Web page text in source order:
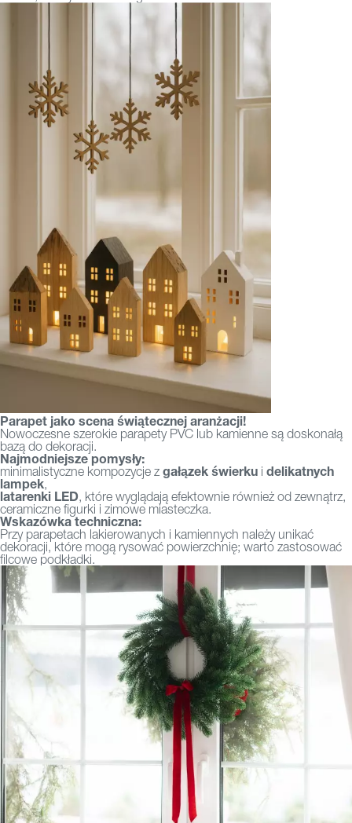
Parapet jako scena świątecznej aranżacji!
Nowoczesne szerokie parapety PVC lub kamienne są doskonałą
bazą do dekoracji.
Najmodniejsze pomysły:
minimalistyczne kompozycje z gałązek świerku i delikatnych
lampek,
latarenki LED, które wyglądają efektownie również od zewnątrz,
ceramiczne figurki i zimowe miasteczka.
Wskazówka techniczna:
Przy parapetach lakierowanych i kamiennych należy unikać
dekoracji, które mogą rysować powierzchnię; warto zastosować
filcowe podkładki.